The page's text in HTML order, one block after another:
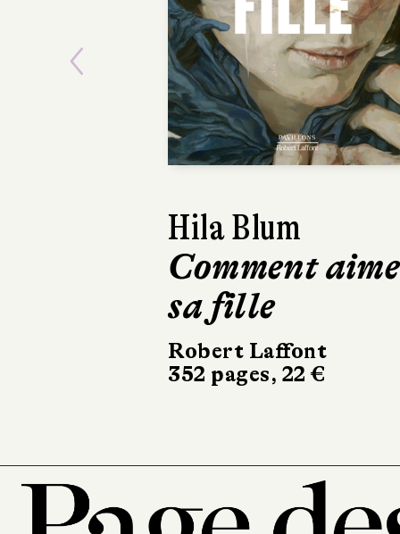
Hila Blum
Comment
sa fille
Robert Laffont
352 pages, 22 €
Frédéric
Tout blanc
Éditions Héloïse
19 €
Previous